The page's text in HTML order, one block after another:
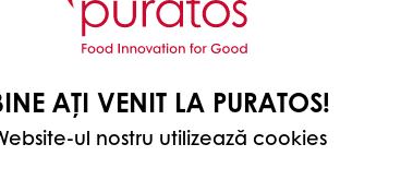
în tabele de mai jos.
dumneavoastră, puteți personaliza
cookie-urile deja salvate folosind
modul de gestionare al acestora pe
AȚI VENIT LA PURATOS!
ul nostru utilizează cookies